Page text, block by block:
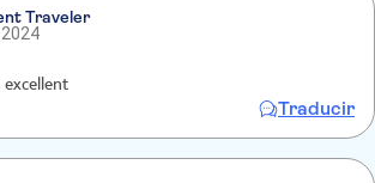
Traveler
excellent
Traducir